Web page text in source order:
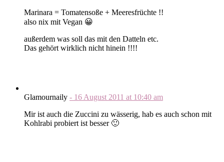
Marinara = Tomatensoße + Meeresfrüchte !!
also nix mit Vegan 😀
außerdem was soll das mit den Datteln etc.
Das gehört wirklich nicht hinein !!!!
Glamournaily - 16 August 2011 at 10:40 am
Mir ist auch die Zuccini zu wässerig, hab es auch schon mit
Kohlrabi probiert ist besser 🙂